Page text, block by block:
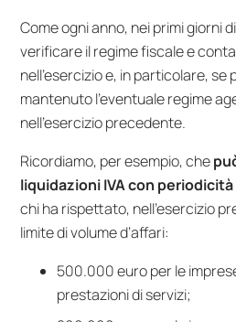
Come ogni anno, nei primi giorni
verificare il regime fiscale e
nell’esercizio e, in particolare,
mantenuto l’eventuale regime
nell’esercizio precedente.
Ricordiamo, per esempio, che
liquidazioni IVA con
chi ha rispettato, nell’esercizio
limite di volume d’affari:
500.000 euro per le
prestazioni di servizi;